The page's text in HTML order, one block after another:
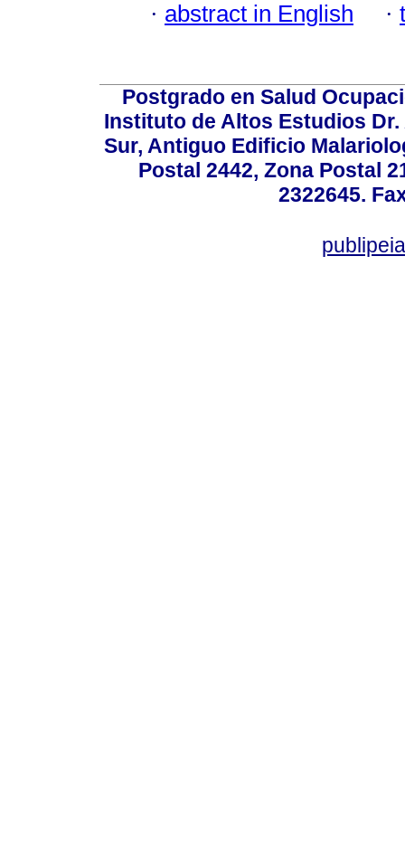
· abstract in English ·
Postgrado en Salud
Instituto de Altos Estudios
Sur, Antiguo Edificio
Postal 2442, Zona Postal
2322645.